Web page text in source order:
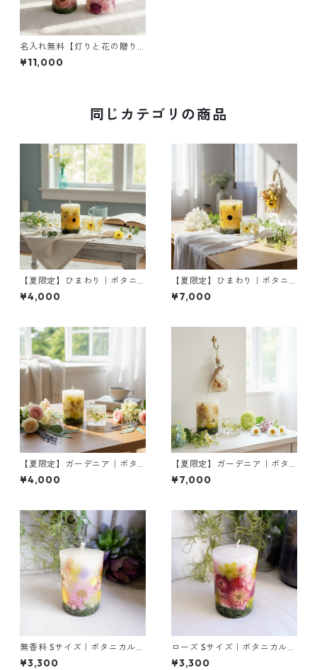
名入れ無料【灯りと花の贈り
もの】 ピオニー ｜ボタニカル
キャンドルL＆キャンドルホル
¥11,000
同じカテゴリの商品
【夏限定】ひまわり｜ボタニ
カルキャンドルS＆ミニジェル
キャンドル
¥4,000
【夏限定】ひまわり｜ボタニ
カルキャンドルML＆ミニジェ
ルキャンドル＆ミニブーケ
¥7,000
【夏限定】ガーデニア｜ボタ
ニカルキャンドルS＆ミニジェ
ルキャンドル
¥4,000
【夏限定】ガーデニア｜ボタ
ニカルキャンドルML＆ミニジ
ェルキャンドル＆ミニブーケ
¥7,000
無香料 Sサイズ｜ボタニカルキ
ャンドル
¥3,300
ローズ Sサイズ｜ボタニカルキ
ャンドル
¥3,300